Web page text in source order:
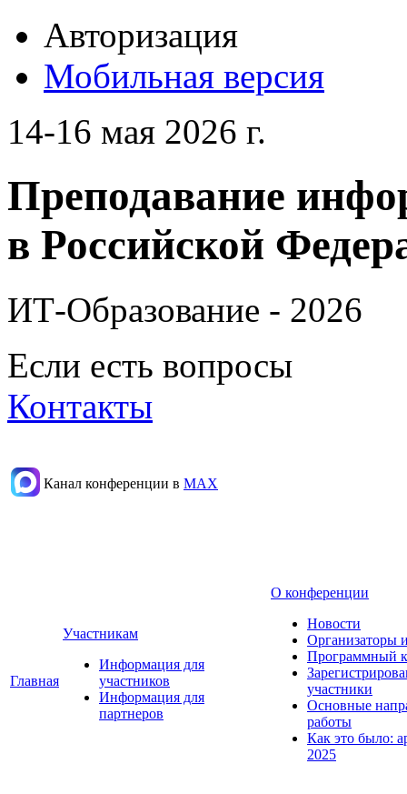
Авторизация
Мобильная версия
14-16 мая 2026 г.
Преподавание
в Российской
ИТ-Образование - 2026
Если есть вопросы
Контакты
Канал конференции в МАХ
Главная
Участникам
Информация для
участников
Информация для
партнеров
О конференции
Новости
Организаторы
Программный
участники
Основные
работы
Как это было:
2025